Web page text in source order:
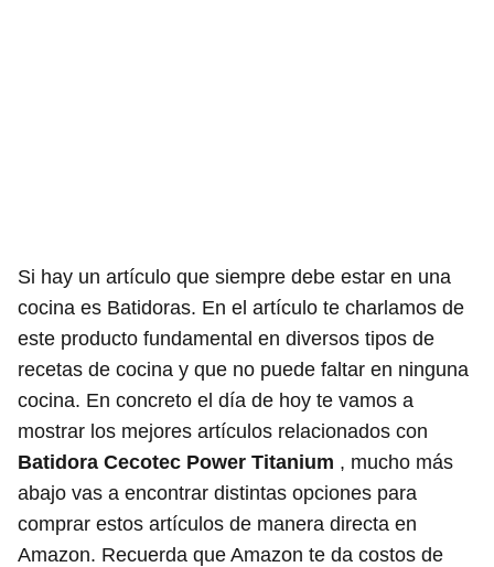
Si hay un artículo que siempre debe estar en una
cocina es Batidoras. En el artículo te charlamos de
este producto fundamental en diversos tipos de
recetas de cocina y que no puede faltar en ninguna
cocina. En concreto el día de hoy te vamos a
mostrar los mejores artículos relacionados con
Batidora Cecotec Power Titanium , mucho más
abajo vas a encontrar distintas opciones para
comprar estos artículos de manera directa en
Amazon. Recuerda que Amazon te da costos de